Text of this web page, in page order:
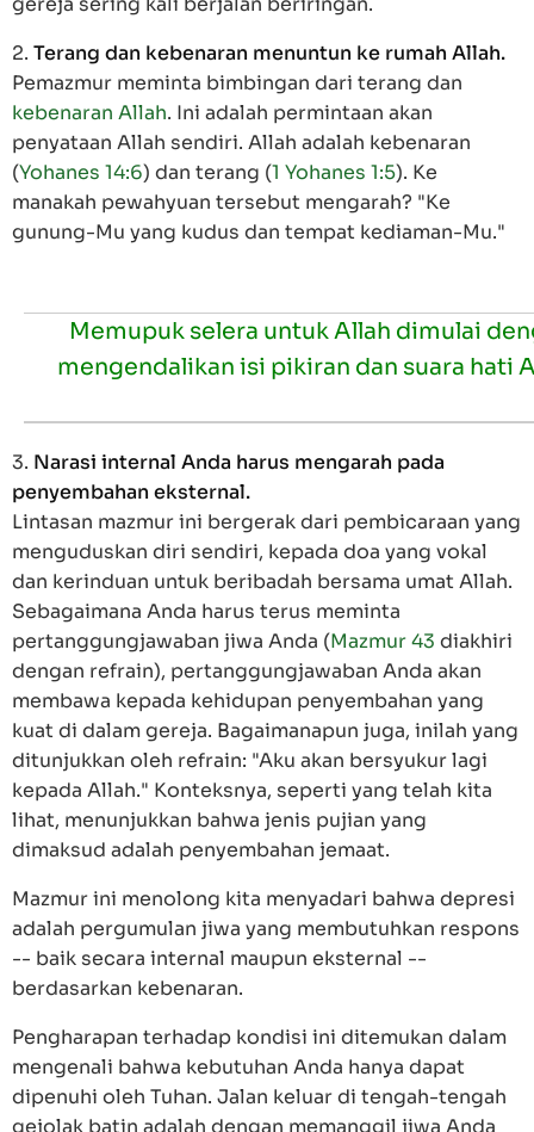
2. Terang dan kebenaran menuntun ke rumah Allah.
Pemazmur meminta bimbingan dari terang dan
kebenaran Allah. Ini adalah permintaan akan
penyataan Allah sendiri. Allah adalah kebenaran
(Yohanes 14:6) dan terang (1 Yohanes 1:5). Ke
manakah pewahyuan tersebut mengarah? "Ke
gunung-Mu yang kudus dan tempat kediaman-Mu."
Memupuk selera untuk Allah dimulai
mengendalikan isi pikiran dan suara hati
3. Narasi internal Anda harus mengarah pada
penyembahan eksternal.
Lintasan mazmur ini bergerak dari pembicaraan yang
menguduskan diri sendiri, kepada doa yang vokal
dan kerinduan untuk beribadah bersama umat Allah.
Sebagaimana Anda harus terus meminta
pertanggungjawaban jiwa Anda (Mazmur 43 diakhiri
dengan refrain), pertanggungjawaban Anda akan
membawa kepada kehidupan penyembahan yang
kuat di dalam gereja. Bagaimanapun juga, inilah yang
ditunjukkan oleh refrain: "Aku akan bersyukur lagi
kepada Allah." Konteksnya, seperti yang telah kita
lihat, menunjukkan bahwa jenis pujian yang
dimaksud adalah penyembahan jemaat.
Mazmur ini menolong kita menyadari bahwa depresi
adalah pergumulan jiwa yang membutuhkan respons
-- baik secara internal maupun eksternal --
berdasarkan kebenaran.
Pengharapan terhadap kondisi ini ditemukan dalam
mengenali bahwa kebutuhan Anda hanya dapat
dipenuhi oleh Tuhan. Jalan keluar di tengah-tengah
gejolak batin adalah dengan memanggil jiwa Anda